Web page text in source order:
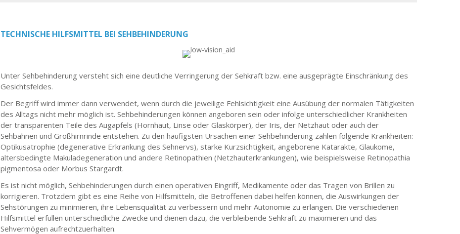
TECHNISCHE HILFSMITTEL BEI SEHBEHINDERUNG
Unter Sehbehinderung versteht sich eine deutliche Verringerung der Sehkraft bzw. eine ausgeprägte Einschränkung des
Gesichtsfeldes.
Der Begriff wird immer dann verwendet, wenn durch die jeweilige Fehlsichtigkeit eine Ausübung der normalen Tätigkeiten
des Alltags nicht mehr möglich ist. Sehbehinderungen können angeboren sein oder infolge unterschiedlicher Krankheiten
der transparenten Teile des Augapfels (Hornhaut, Linse oder Glaskörper), der Iris, der Netzhaut oder auch der
Sehbahnen und Großhirnrinde entstehen. Zu den häufigsten Ursachen einer Sehbehinderung zählen folgende Krankheiten:
Optikusatrophie (degenerative Erkrankung des Sehnervs), starke Kurzsichtigkeit, angeborene Katarakte, Glaukome,
altersbedingte Makuladegeneration und andere Retinopathien (Netzhauterkrankungen), wie beispielsweise Retinopathia
pigmentosa oder Morbus Stargardt.
Es ist nicht möglich, Sehbehinderungen durch einen operativen Eingriff, Medikamente oder das Tragen von Brillen zu
korrigieren. Trotzdem gibt es eine Reihe von Hilfsmitteln, die Betroffenen dabei helfen können, die Auswirkungen der
Sehstörungen zu minimieren, ihre Lebensqualität zu verbessern und mehr Autonomie zu erlangen. Die verschiedenen
Hilfsmittel erfüllen unterschiedliche Zwecke und dienen dazu, die verbleibende Sehkraft zu maximieren und das
Sehvermögen aufrechtzuerhalten.